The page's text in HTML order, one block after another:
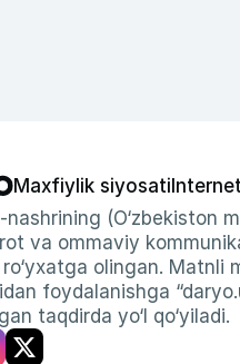
Maxfiylik siyosati
nashrining (O‘zbekiston
va ommaviy
olingan. Matnli
foydalanishga
taqdirda yo‘l qo‘yiladi.